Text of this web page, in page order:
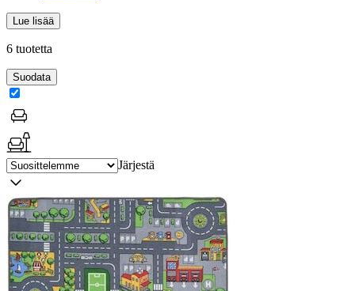
Lue lisää
6 tuotetta
Suodata
Järjestä